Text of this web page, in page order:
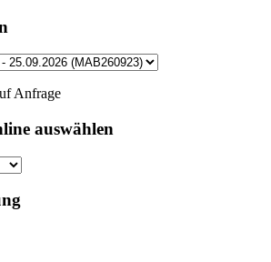
Anfrage
auswählen